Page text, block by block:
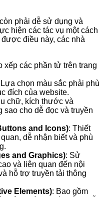
phải dễ sử dụng và
hiện các tác vụ một cách
điều này, các nhà
xếp các phần tử trên trang
Lựa chọn màu sắc phải phù
đích của website.
chữ, kích thước và
sao cho dễ đọc và truyền
and Icons): Thiết
dễ nhận biết và phù
and Graphics): Sử
và liên quan đến nội
hỗ trợ truyền tải thông
Elements): Bao gồm